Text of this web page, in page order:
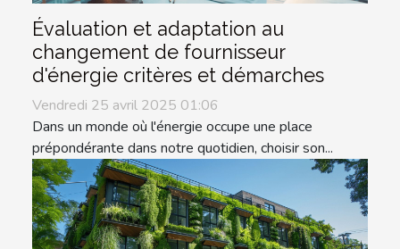
Évaluation et adaptation au
changement de fournisseur
d'énergie critères et démarches
Vendredi 25 avril 2025 01:06
Dans un monde où l'énergie occupe une place
prépondérante dans notre quotidien, choisir son...